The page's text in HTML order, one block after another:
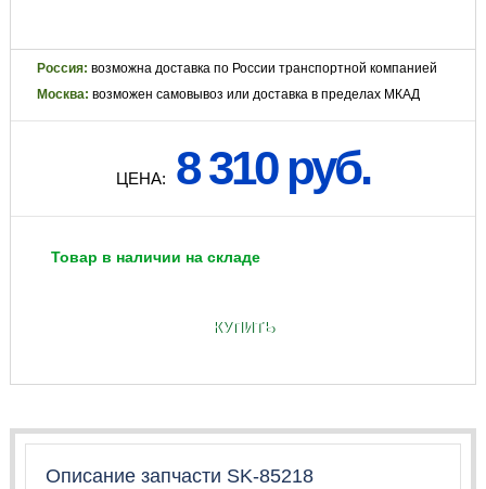
Россия: возможна доставка по России транспортной компанией
Москва: возможен самовывоз или доставка в пределах МКАД
ЦЕНА: 8 310 руб.
Товар в наличии на складе
КУПИТЬ
Описание запчасти SK-85218